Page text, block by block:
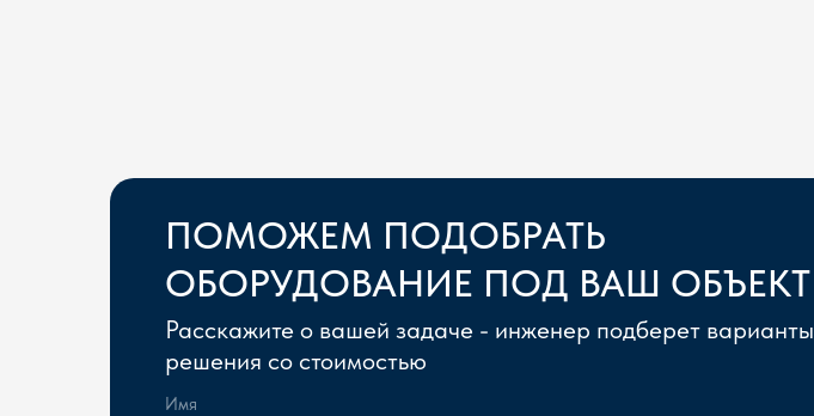
ПОМОЖЕМ ПОДОБРАТЬ
ОБОРУДОВАНИЕ ПОД ВАШ ОБЪЕКТ
Расскажите о вашей задаче - инженер подберет варианты
решения со стоимостью